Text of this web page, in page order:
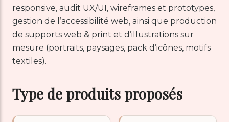
responsive, audit UX/UI, wireframes et prototypes,
gestion de l’accessibilité web, ainsi que production
de supports web & print et d’illustrations sur
mesure (portraits, paysages, pack d’icônes, motifs
textiles).
Type de produits proposés